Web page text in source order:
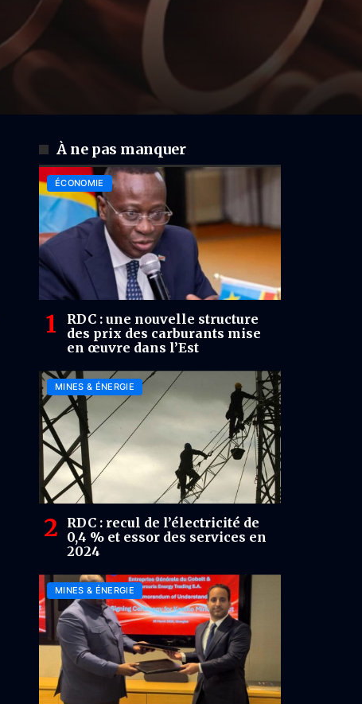
À ne pas manquer
ÉCONOMIE
RDC : une nouvelle structure
des prix des carburants mise
en œuvre dans l’Est
MINES & ÉNERGIE
RDC : recul de l’électricité de
0,4 % et essor des services en
2024
MINES & ÉNERGIE